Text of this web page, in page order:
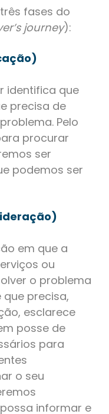
fases do
journey):
identifica que
precisa de
Pelo
procurar
ser
podemos ser
em que a
ou
o problema
precisa,
esclarece
posse de
para
o seu
informar e